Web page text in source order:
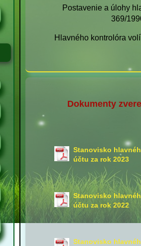
Postavenie a úlohy
369/
Hlavného kontrolóra
Dokumenty
Stanovisko
účtu za rok 2023
Stanovisko
účtu za rok 2022
Stanovisko